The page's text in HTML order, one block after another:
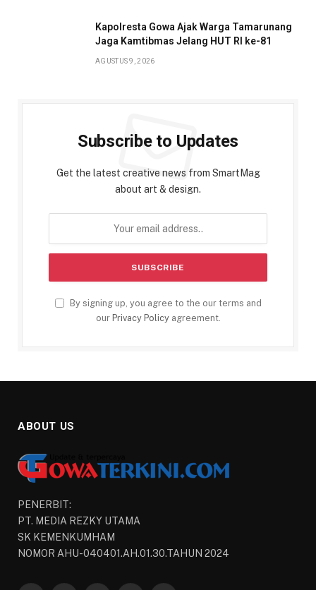
Kapolresta Gowa Ajak Warga Tamarunang
Jaga Kamtibmas Jelang HUT RI ke-81
AGUSTUS 9, 2026
Subscribe to Updates
Get the latest creative news from SmartMag
about art & design.
By signing up, you agree to the our terms and
our Privacy Policyagreement.
ABOUT US
PENERBIT:
PT. MEDIA REZKY UTAMA
SK KEMENKUMHAM
NOMOR AHU-040401.AH.01.30.TAHUN 2024